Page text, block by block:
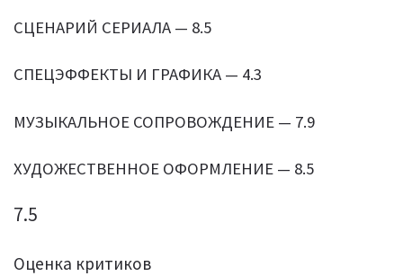
СЦЕНАРИЙ СЕРИАЛА — 8.5
СПЕЦЭФФЕКТЫ И ГРАФИКА — 4.3
МУЗЫКАЛЬНОЕ СОПРОВОЖДЕНИЕ — 7.9
ХУДОЖЕСТВЕННОЕ ОФОРМЛЕНИЕ — 8.5
7.5
Оценка критиков